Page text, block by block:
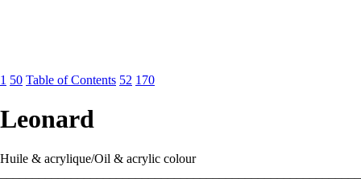
1 50 Table of Contents 52 170
Leonard
Huile & acrylique/Oil & acrylic colour